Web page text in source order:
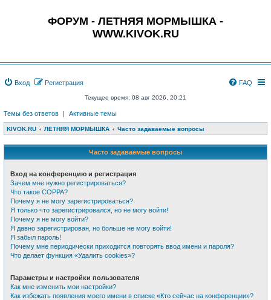
ФОРУМ - ЛЕТНЯЯ МОРМЫШКА -
WWW.KIVOK.RU
Вход Регистрация FAQ
Текущее время: 08 авг 2026, 20:21
Темы без ответов | Активные темы
KIVOK.RU ЛЕТНЯЯ МОРМЫШКА Часто задаваемые вопросы
Часто задаваемые вопросы
Вход на конференцию и регистрация
Зачем мне нужно регистрироваться?
Что такое COPPA?
Почему я не могу зарегистрироваться?
Я только что зарегистрировался, но не могу войти!
Почему я не могу войти?
Я давно зарегистрирован, но больше не могу войти!
Я забыл пароль!
Почему мне периодически приходится повторять ввод имени и пароля?
Что делает функция «Удалить cookies»?
Параметры и настройки пользователя
Как мне изменить мои настройки?
Как избежать появления моего имени в списке «Кто сейчас на конференции»?